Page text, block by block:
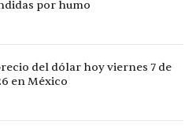
por humo
del dólar hoy viernes 7 de
en México